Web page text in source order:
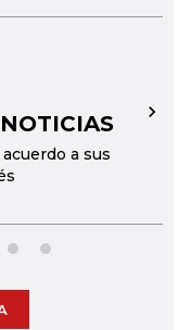
a sus
→